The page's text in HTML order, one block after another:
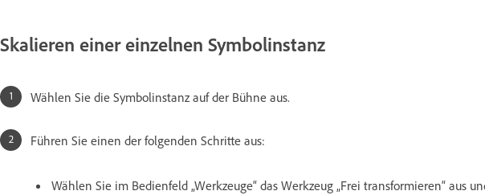
Skalieren einer einzelnen Symbolinstanz
Wählen Sie die Symbolinstanz auf der Bühne aus.
Führen Sie einen der folgenden Schritte aus:
Wählen Sie im Bedienfeld „Werkzeuge“ das Werkzeug „Frei transformieren“ aus